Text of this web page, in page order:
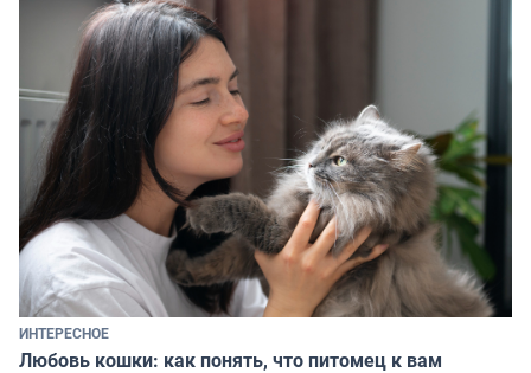
ИНТЕРЕСНОЕ
Любовь кошки: как понять, что питомец к вам